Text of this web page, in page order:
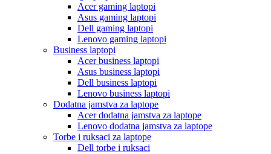
Acer gaming laptopi
Asus gaming laptopi
Dell gaming laptopi
Lenovo gaming laptopi
Business laptopi
Acer business laptopi
Asus business laptopi
Dell business laptopi
Lenovo business laptopi
Dodatna jamstva za laptope
Acer dodatna jamstva za laptope
Lenovo dodatna jamstva za laptope
Torbe i ruksaci za laptope
Dell torbe i ruksaci